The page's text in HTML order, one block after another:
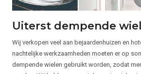
Uiterst dempende
Wij verkopen veel aan bejaardenhuizen en
nachtelijke werkzaamheden moeten er op
dempende wielen gebruikt worden, zodat